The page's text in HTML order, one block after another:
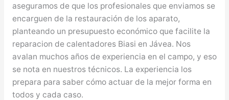
aseguramos de que los profesionales que enviamos se
encarguen de la restauración de los aparato,
planteando un presupuesto económico que facilite la
reparacion de calentadores Biasi en Jávea. Nos
avalan muchos años de experiencia en el campo, y eso
se nota en nuestros técnicos. La experiencia los
prepara para saber cómo actuar de la mejor forma en
todos y cada caso.